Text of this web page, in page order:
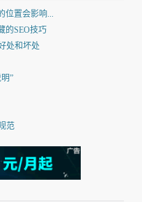
位置会影响...
的SEO技巧
处和坏处
”
范